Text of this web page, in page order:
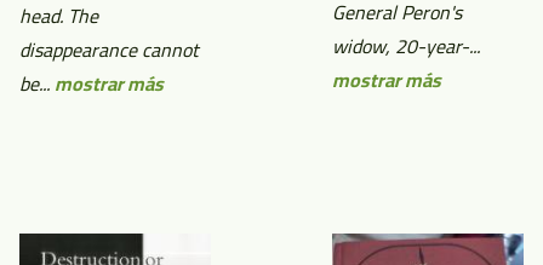
head. The
disappearance cannot
be...mostrar más
General Peron's
widow, 20-year-...
mostrar más